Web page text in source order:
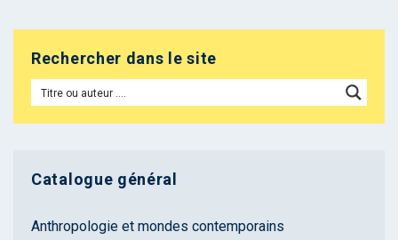
Rechercher dans le site
Catalogue général
Anthropologie et mondes contemporains